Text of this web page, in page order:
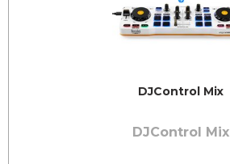
DJControl Mix
DJControl Mix